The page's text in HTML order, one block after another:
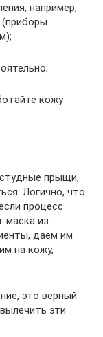
например,
(приборы
кожу
прыщи,
Логично, что
процесс
маска из
даем им
на кожу,
это верный
эти